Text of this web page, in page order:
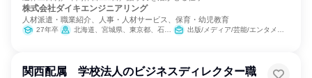
株式会社ダイキエンジニアリング
人材派遣・職業紹介、人事・人材サービス、保育・幼児教育
27年卒 北海道、宮城県、東京都、石川県、愛知県、大阪府、広島県、福岡県 出版/メディア/芸能/エンタメ専門職、営業、バックオフィス・事務・受付、広報/IR
関西配属 学校法人のビジネスディレクター職